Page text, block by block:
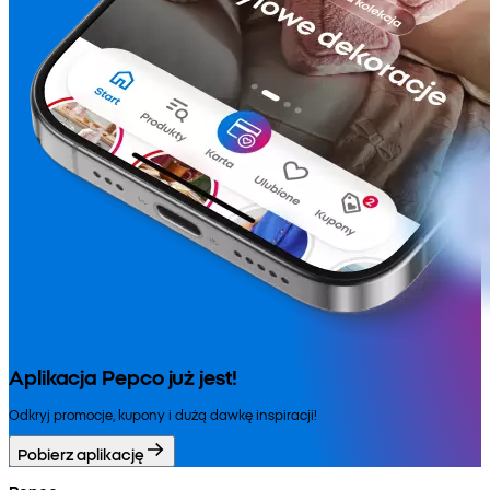
Aplikacja Pepco już jest!
Odkryj promocje, kupony i dużą dawkę inspiracji!
Pobierz aplikację